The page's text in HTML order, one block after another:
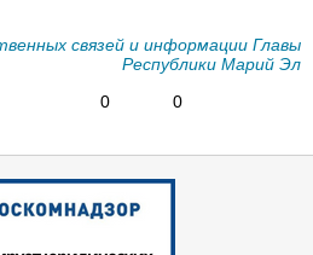
связей и информации Главы
Республики Марий Эл
0
0